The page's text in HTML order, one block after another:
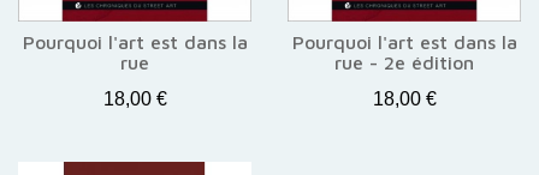
Pourquoi l'art est dans la
rue
18,00 €
Pourquoi l'art est dans la
rue - 2e édition
18,00 €